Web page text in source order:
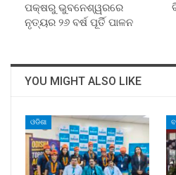
ପକ୍ଷରୁ ଭୁବନେଶ୍ୱରରେ
ନୃତ୍ୟର ୨୬ ବର୍ଷ ପୂର୍ତି ପାଳନ
YOU MIGHT ALSO LIKE
ଓଡିଶା